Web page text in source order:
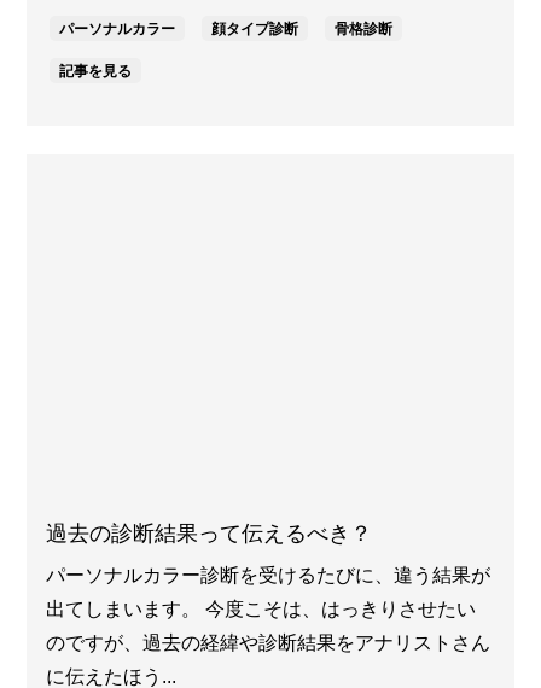
パーソナルカラー 顔タイプ診断 骨格診断
記事を見る
過去の診断結果って伝えるべき？
パーソナルカラー診断を受けるたびに、違う結果が
出てしまいます。 今度こそは、はっきりさせたい
のですが、過去の経緯や診断結果をアナリストさん
に伝えたほう...